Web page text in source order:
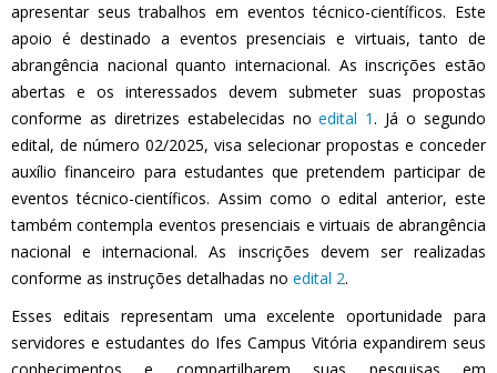
apresentar seus trabalhos em eventos técnico-científicos. Este
apoio é destinado a eventos presenciais e virtuais, tanto de
abrangência nacional quanto internacional. As inscrições estão
abertas e os interessados devem submeter suas propostas
conforme as diretrizes estabelecidas noedital 1. Já o segundo
edital, de número 02/2025, visa selecionar propostas e conceder
auxílio financeiro para estudantes que pretendem participar de
eventos técnico-científicos. Assim como o edital anterior, este
também contempla eventos presenciais e virtuais de abrangência
nacional e internacional. As inscrições devem ser realizadas
conforme as instruções detalhadas no edital 2.
Esses editais representam uma excelente oportunidade para
servidores e estudantes do Ifes Campus Vitória expandirem seus